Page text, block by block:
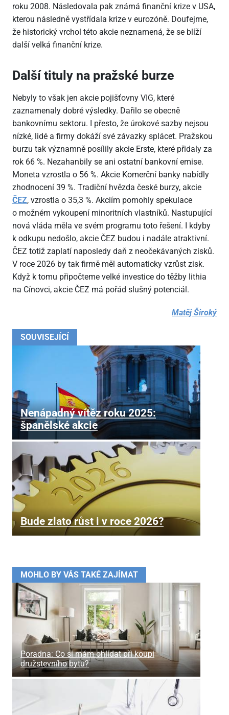
SOUVISEJÍCÍ
Nenápadný vítěz roku 2025:
španělské akcie
Bude zlato růst i v roce 2026?
roku 2008. Následovala pak známá finanční krize v USA,
kterou následně vystřídala krize v eurozóně. Doufejme,
že historický vrchol této akcie neznamená, že se blíží
další velká finanční krize.
Další tituly na pražské burze
Nebyly to však jen akcie pojišťovny VIG, které
zaznamenaly dobré výsledky. Dařilo se obecně
bankovnímu sektoru. I přesto, že úrokové sazby nejsou
nízké, lidé a firmy dokáží své závazky splácet. Pražskou
burzu tak významně posílily akcie Erste, které přidaly za
rok 66 %. Nezahanbily se ani ostatní bankovní emise.
Moneta vzrostla o 56 %. Akcie Komerční banky nabídly
zhodnocení 39 %. Tradiční hvězda české burzy, akcie
ČEZ, vzrostla o 35,3 %. Akciím pomohly spekulace
o možném vykoupení minoritních vlastníků. Nastupující
nová vláda měla ve svém programu toto řešení. I kdyby
k odkupu nedošlo, akcie ČEZ budou i nadále atraktivní.
ČEZ totiž zaplatí naposledy daň z neočekávaných zisků.
V roce 2026 by tak firmě měl automaticky vzrůst zisk.
Když k tomu připočteme velké investice do těžby lithia
na Cínovci, akcie ČEZ má pořád slušný potenciál.
Matěj Široký
MOHLO BY VÁS TAKÉ ZAJÍMAT
Poradna: Co si mám ohlídat při koupi
družstevního bytu?